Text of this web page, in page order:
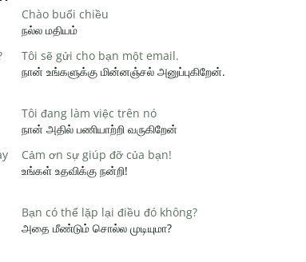
Chào buổi chiều
நல்ல மதியம்
Tôi sẽ gửi cho bạn một email.
நான் உங்களுக்கு மின்னஞ்சல் அனுப்புகிறேன்.
Tôi đang làm việc trên nó
நான் அதில் பணியாற்றி வருகிறேன்
Cảm ơn sự giúp đỡ của bạn!
உங்கள் உதவிக்கு நன்றி!
Bạn có thể lặp lại điều đó không?
அதை மீண்டும் சொல்ல முடியுமா?